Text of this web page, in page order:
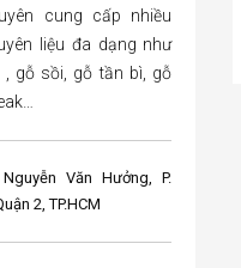
cung cấp nhiều
liệu đa dạng như
gỗ sồi, gỗ tần bì, gỗ
Văn Hưởng, P.
2, TP.HCM